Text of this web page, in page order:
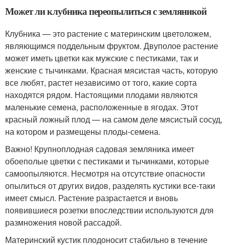
Может ли клубника переопылиться с земляникой
Клубника — это растение с материнским цветоложем,
являющимся поддельным фруктом. Двуполое растение
может иметь цветки как мужские с пестиками, так и
женские с тычинками. Красная мясистая часть, которую
все любят, растет независимо от того, какие сорта
находятся рядом. Настоящими плодами являются
маленькие семена, расположенные в ягодах. Этот
красный ложный плод — на самом деле мясистый сосуд,
на котором и размещены плоды-семена.
Важно! Крупноплодная садовая земляника имеет
обоеполые цветки с пестиками и тычинками, которые
самоопыляются. Несмотря на отсутствие опасности
опылиться от других видов, разделять кустики все-таки
имеет смысл. Растение разрастается и вновь
появившиеся розетки впоследствии используются для
размножения новой рассадой.
Материнский кустик плодоносит стабильно в течение